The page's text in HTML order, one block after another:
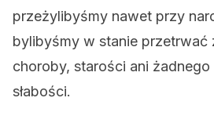
przeżylibyśmy nawet przy
bylibyśmy w stanie przetrwać
choroby, starości ani
słabości.